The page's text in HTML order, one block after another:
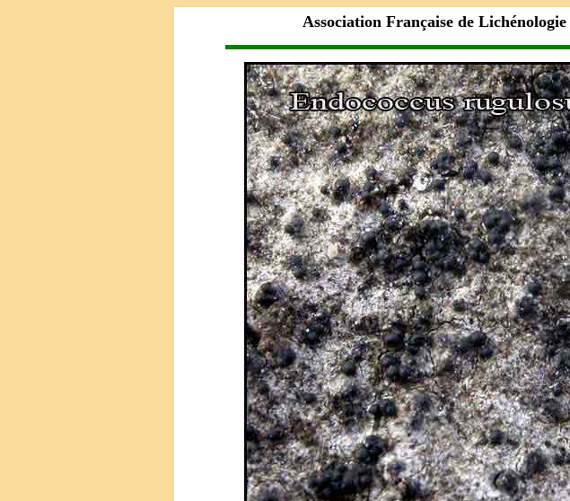
Association Française de Lichénologie